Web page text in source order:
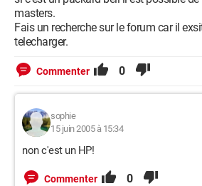
masters.
Fais un recherche sur le forum car il
telecharger.
Commenter 0
sophie
15 juin 2005 à 15:34
non c'est un HP!
Commenter 0